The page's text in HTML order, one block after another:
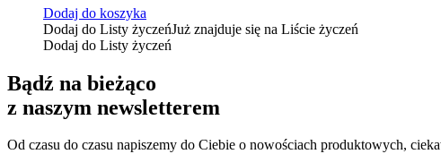
Dodaj do koszyka
Dodaj do Listy życzeńJuż znajduje się na Liście życzeń
Dodaj do Listy życzeń
Bądź na bieżąco
z naszym newsletterem
Od czasu do czasu napiszemy do Ciebie o nowościach produktowych,